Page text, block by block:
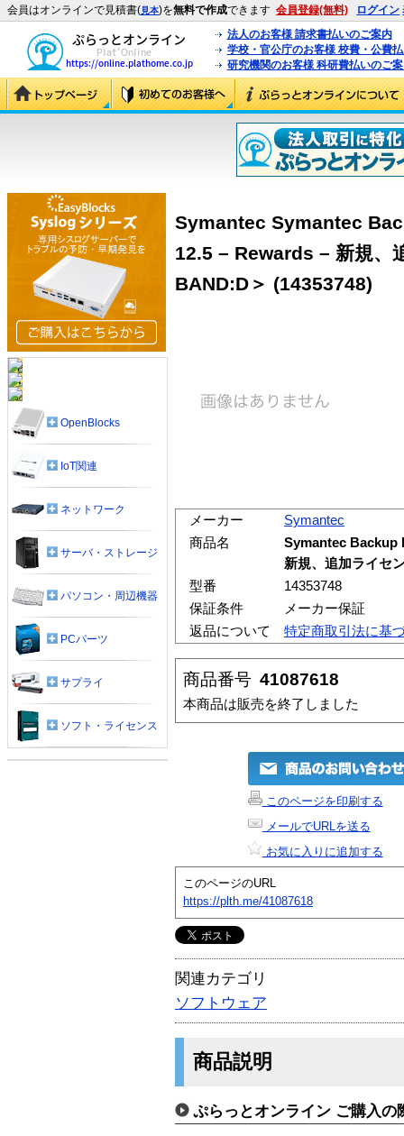
会員はオンラインで見積書(見本)を無料で作成できます 会員登録(無料) ログイン
法人のお客様 請求書払いのご案内
学校・官公庁のお客様 校費・公費
研究機関のお客様 科研費払いのご
Symantec Symantec
12.5 – Rewards – 新規、
BAND:D＞ (14353748)
メーカー
Symantec
商品名
Symantec Backup
新規、追加ライセ
型番
14353748
保証条件
メーカー保証
返品について
特定商取引法に基
商品番号 41087618
本商品は販売を終了しました
このページを印刷する
メールでURLを送る
お気に入りに追加する
このページのURL
https://plth.me/41087618
関連カテゴリ
ソフトウェア
商品説明
ぷらっとオンライン ご購入の
OpenBlocks
IoT関連
ネットワーク
サーバ・ストレージ
パソコン・周辺機器
PCパーツ
サプライ
ソフト・ライセンス